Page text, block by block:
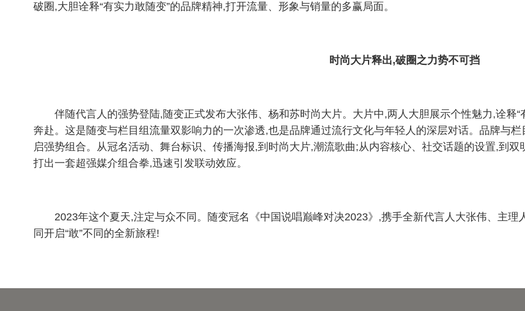
破圈,大胆诠释“有实力敢随变”的品牌精神,打开流量、形象与销量的多赢局面。
时尚大片释出,破圈之力势不可挡
伴随代言人的强势登陆,随变正式发布大张伟、杨和苏时尚大片。大片中,两人大胆展示个性魅力,诠释
奔赴。这是随变与栏目组流量双影响力的一次渗透,也是品牌通过流行文化与年轻人的深层对话。品牌与
启强势组合。从冠名活动、舞台标识、传播海报,到时尚大片,潮流歌曲;从内容核心、社交话题的设置,到
打出一套超强媒介组合拳,迅速引发联动效应。
2023年这个夏天,注定与众不同。随变冠名《中国说唱巅峰对决2023》,携手全新代言人大张伟、主
同开启“敢”不同的全新旅程!